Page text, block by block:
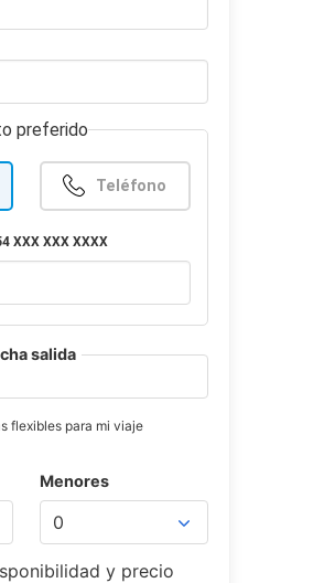
preferido
Teléfono
XXX XXX XXXX
salida
flexibles para mi viaje
Menores
y precio